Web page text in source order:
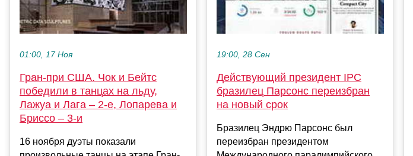
01:00, 17 Ноя
Гран-при США. Чок и Бейтс
победили в танцах на льду,
Лажуа и Лага – 2-е, Лопарева и
Бриссо – 3-и
16 ноября дуэты показали
19:00, 28 Сен
Действующий президент IPC
бразилец Парсонс переизбран
на новый срок
Бразилец Эндрю Парсонс был
переизбран президентом